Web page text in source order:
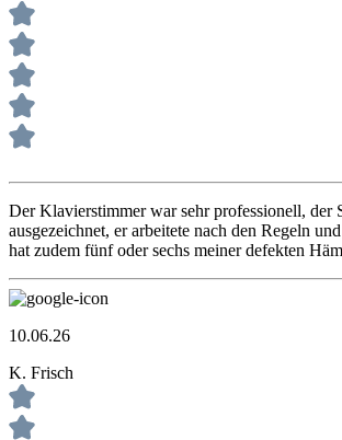
Der Klavierstimmer war sehr professionell, der
ausgezeichnet, er arbeitete nach den Regeln
hat zudem fünf oder sechs meiner defekten
10.06.26
K. Frisch